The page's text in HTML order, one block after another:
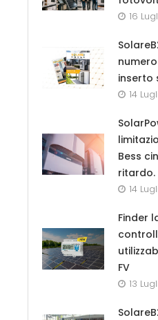
16
inserto
14
Bess
ritardo.
14
Finder
FV
13